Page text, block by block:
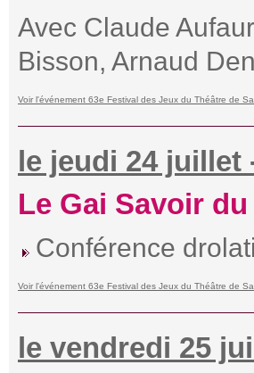
Avec Claude
Bisson, Arnaud
Voir l'événement 63e Festival des Jeux du Théâtre de
le jeudi 24 juillet
Le Gai Savoir
Conférence
Voir l'événement 63e Festival des Jeux du Théâtre de
le vendredi 25